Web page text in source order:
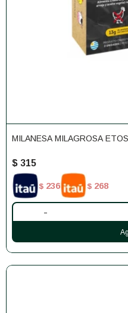
MILANESA MILAGROSA
$ 315
$ 236 $ 268
-